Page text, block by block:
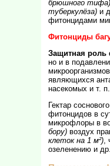
брюшного тифа)
туберкулёза) и
фитонцидами
Фитонциды
Защитная роль
но и в
являющихся
насекомых и т. п.
Гектар
фитонцидов в
микрофлоры в
бору) воздух
клеток на 1 м²)
озеленению и